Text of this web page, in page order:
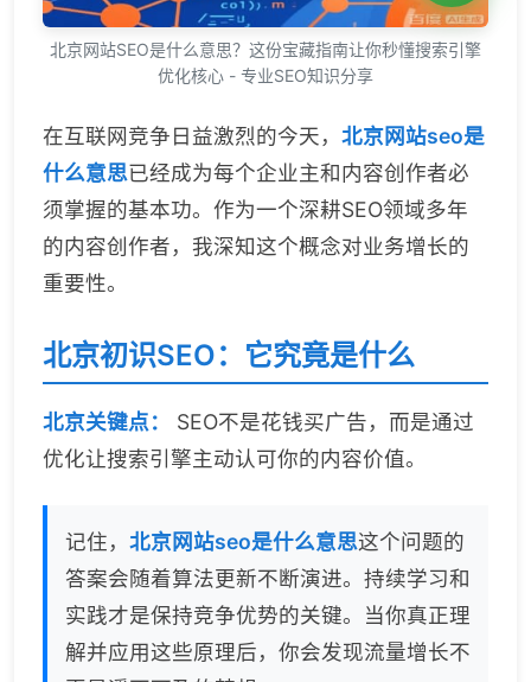
北京网站SEO是什么意思？这份宝藏指南让你秒懂搜索引擎
优化核心 - 专业SEO知识分享
在互联网竞争日益激烈的今天， 北京网站seo是
什么意思已经成为每个企业主和内容创作者必
须掌握的基本功。作为一个深耕SEO领域多年
的内容创作者，我深知这个概念对业务增长的
重要性。
北京初识SEO：它究竟是什么
北京关键点：
SEO不是花钱买广告，而是通过
优化让搜索引擎主动认可你的内容价值。
记住， 北京网站seo是什么意思这个问题的
答案会随着算法更新不断演进。持续学习和
实践才是保持竞争优势的关键。当你真正理
解并应用这些原理后，你会发现流量增长不